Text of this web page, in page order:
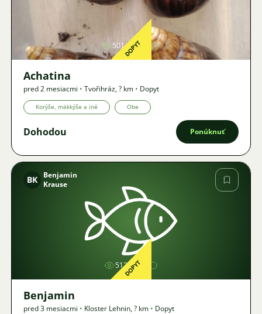
Obrázok
501DOPYT
Achatina
pred 2 mesiacmi • Tvořihráz,? km • Dopyt
Korýše, mäkkýše a iné Obe
Dohodou Ponúknuť
Obrázok
BK
Benjamin
Krause
512DOPYT
Benjamin
pred 3 mesiacmi • Kloster Lehnin,? km • Dopyt